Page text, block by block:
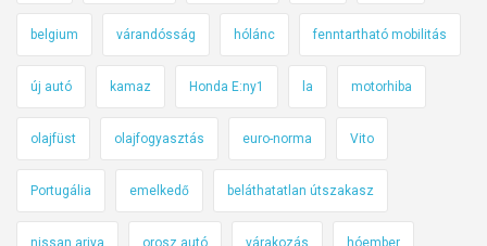
belgium várandósság hólánc fenntartható mobilitás
új autó kamaz Honda E:ny1 la motorhiba
olajfüst olajfogyasztás euro-norma Vito
Portugália emelkedő beláthatatlan útszakasz
nissan ariya orosz autó várakozás hóember